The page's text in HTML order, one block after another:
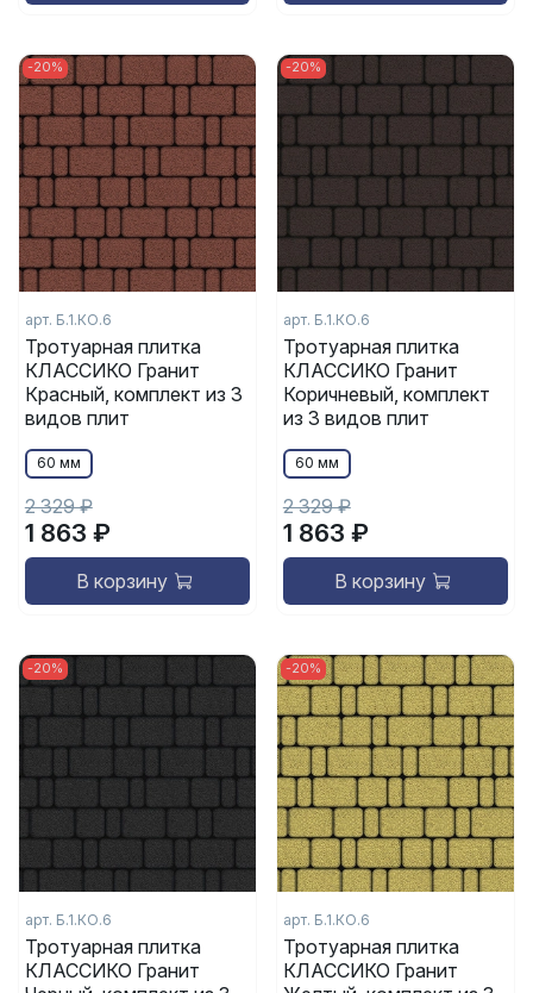
-20%
арт. Б.1.КО.6
Тротуарная плитка
КЛАССИКО Гранит
Красный, комплект из 3
видов плит
60 мм
2 329 ₽
1 863 ₽
В корзину
-20%
арт. Б.1.КО.6
Тротуарная плитка
КЛАССИКО Гранит
Коричневый, комплект
из 3 видов плит
60 мм
2 329 ₽
1 863 ₽
В корзину
-20%
арт. Б.1.КО.6
Тротуарная плитка
КЛАССИКО Гранит
-20%
арт. Б.1.КО.6
Тротуарная плитка
КЛАССИКО Гранит